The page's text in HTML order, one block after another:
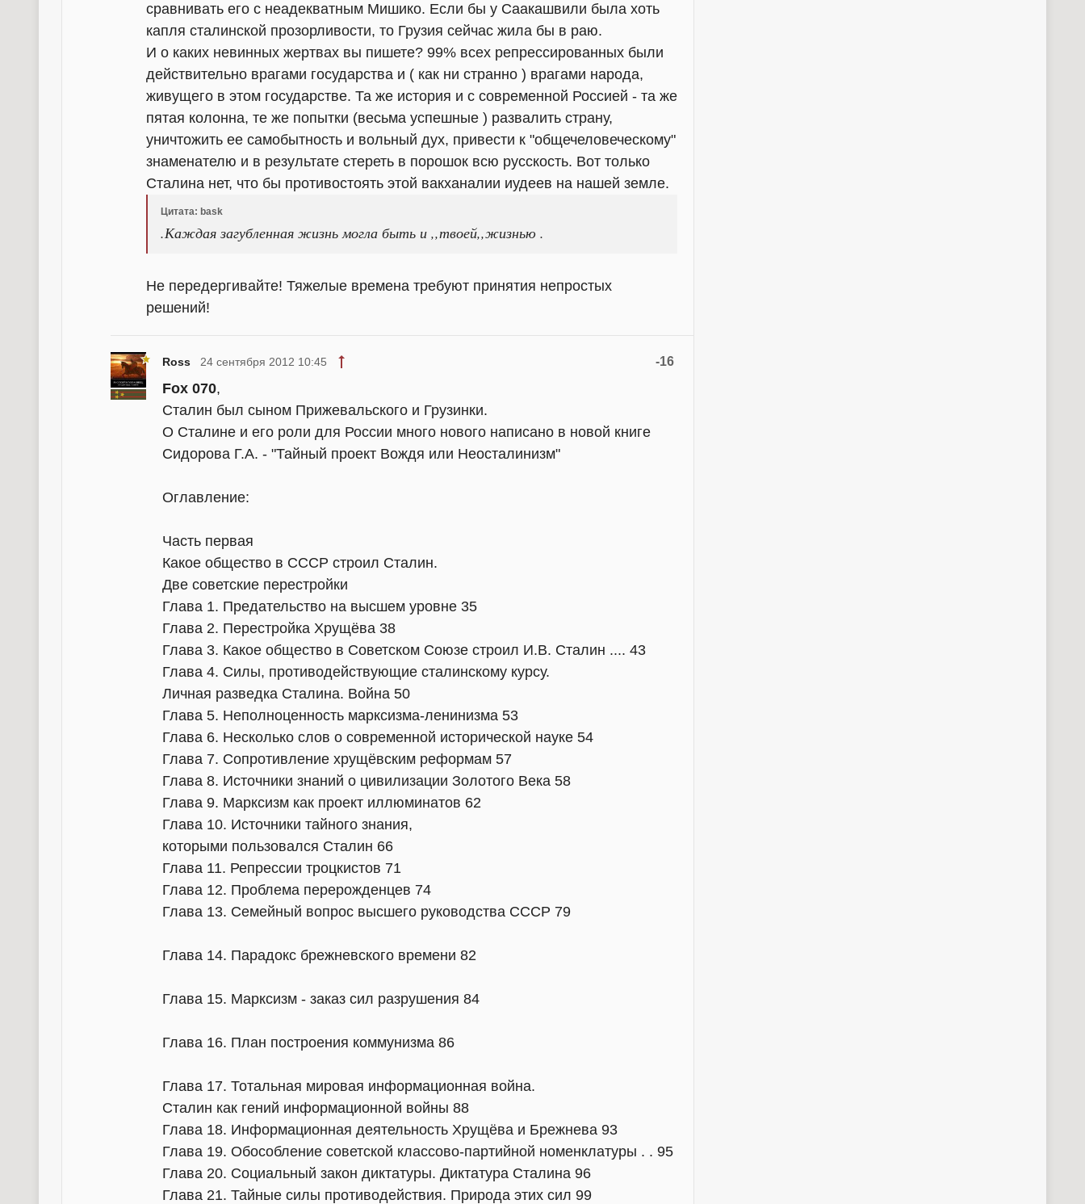
сравнивать его с неадекватным Мишико. Если бы у Саакашвили была хоть
капля сталинской прозорливости, то Грузия сейчас жила бы в раю.
И о каких невинных жертвах вы пишете? 99% всех репрессированных были
действительно врагами государства и ( как ни странно ) врагами народа,
живущего в этом государстве. Та же история и с современной Россией - та же
пятая колонна, те же попытки (весьма успешные ) развалить страну,
уничтожить ее самобытность и вольный дух, привести к "общечеловеческому"
знаменателю и в результате стереть в порошок всю русскость. Вот только
Сталина нет, что бы противостоять этой вакханалии иудеев на нашей земле.
Цитата: bask
.Каждая загубленная жизнь могла быть и ,,твоей,,жизнью .
Не передергивайте! Тяжелые времена требуют принятия непростых
решений!
Ross -16
24 сентября 2012 10:45
Fox 070,
Сталин был сыном Прижевальского и Грузинки.
О Сталине и его роли для России много нового написано в новой книге
Сидорова Г.А. - "Тайный проект Вождя или Неосталинизм"
Оглавление:
Часть первая
Какое общество в СССР строил Сталин.
Две советские перестройки
Глава 1. Предательство на высшем уровне 35
Глава 2. Перестройка Хрущёва 38
Глава 3. Какое общество в Советском Союзе строил И.В. Сталин .... 43
Глава 4. Силы, противодействующие сталинскому курсу.
Личная разведка Сталина. Война 50
Глава 5. Неполноценность марксизма-ленинизма 53
Глава 6. Несколько слов о современной исторической науке 54
Глава 7. Сопротивление хрущёвским реформам 57
Глава 8. Источники знаний о цивилизации Золотого Века 58
Глава 9. Марксизм как проект иллюминатов 62
Глава 10. Источники тайного знания,
которыми пользовался Сталин 66
Глава 11. Репрессии троцкистов 71
Глава 12. Проблема перерожденцев 74
Глава 13. Семейный вопрос высшего руководства СССР 79
Глава 14. Парадокс брежневского времени 82
Глава 15. Марксизм - заказ сил разрушения 84
Глава 16. План построения коммунизма 86
Глава 17. Тотальная мировая информационная война.
Сталин как гений информационной войны 88
Глава 18. Информационная деятельность Хрущёва и Брежнева 93
Глава 19. Обособление советской классово-партийной номенклатуры . . 95
Глава 20. Социальный закон диктатуры. Диктатура Сталина 96
Глава 21. Тайные силы противодействия. Природа этих сил 99